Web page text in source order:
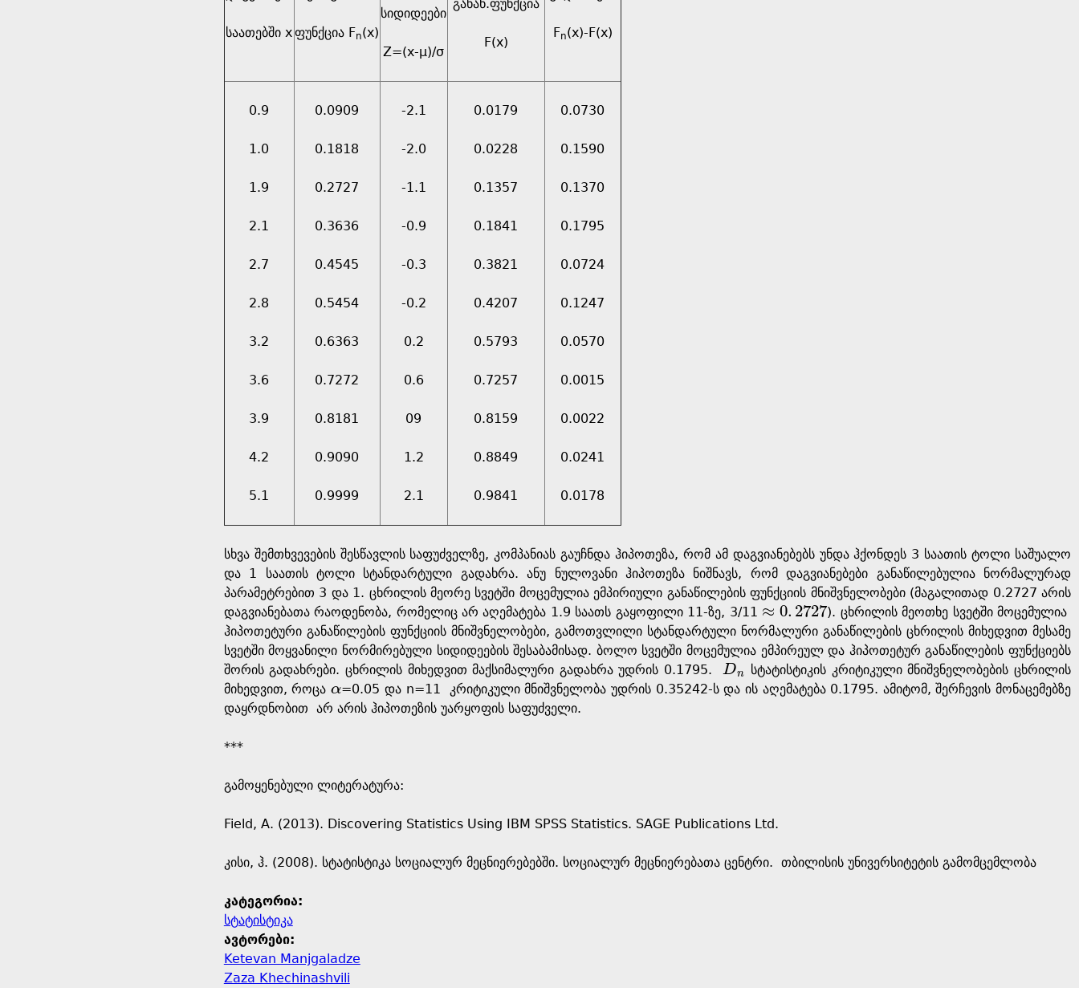
საათებში xფუნქცია Fn(x)
სიდიდეები
Z=(x-µ)/σ
განაწ.ფუნქცია
F(x)
Fn(x)-F(x)
0.9
1.0
1.9
2.1
2.7
2.8
3.2
3.6
3.9
4.2
5.1
0.0909
0.1818
0.2727
0.3636
0.4545
0.5454
0.6363
0.7272
0.8181
0.9090
0.9999
-2.1
-2.0
-1.1
-0.9
-0.3
-0.2
0.2
0.6
09
1.2
2.1
0.0179
0.0228
0.1357
0.1841
0.3821
0.4207
0.5793
0.7257
0.8159
0.8849
0.9841
0.0730
0.1590
0.1370
0.1795
0.0724
0.1247
0.0570
0.0015
0.0022
0.0241
0.0178
სხვა შემთხვევების შესწავლის საფუძველზე, კომპანიას გაუჩნდა ჰიპოთეზა, რომ ამ დაგვიანებებს უნდა ჰქონდეს 3 საათის ტოლი საშუალო
და 1 საათის ტოლი სტანდარტული გადახრა. ანუ ნულოვანი ჰიპოთეზა ნიშნავს, რომ დაგვიანებები განაწილებულია ნორმალურად
პარამეტრებით 3 და 1. ცხრილის მეორე სვეტში მოცემულია ემპირიული განაწილების ფუნქციის მნიშვნელობები (მაგალითად 0.2727 არის
დაგვიანებათა რაოდენობა, რომელიც არ აღემატება 1.9 საათს გაყოფილი 11-ზე, 3/11 ≈ 0. 2727
≈0.2727
). ცხრილის მეოთხე სვეტში მოცემულია
ჰიპოთეტური განაწილების ფუნქციის მნიშვნელობები, გამოთვლილი სტანდარტული ნორმალური განაწილების ცხრილის მიხედვით მესამე
სვეტში მოყვანილი ნორმირებული სიდიდეების შესაბამისად. ბოლო სვეტში მოცემულია ემპირეულ და ჰიპოთეტურ განაწილების ფუნქციებს
შორის გადახრები. ცხრილის მიხედვით მაქსიმალური გადახრა უდრის 0.1795.Dn
Dn
სტატისტიკის კრიტიკული მნიშვნელობების ცხრილის
მიხედვით, როცაα
α=0.05 და n=11 კრიტიკული მნიშვნელობა უდრის 0.35242-ს და ის აღემატება 0.1795. ამიტომ, შერჩევის მონაცემებზე
დაყრდნობით არ არის ჰიპოთეზის უარყოფის საფუძველი.
***
გამოყენებული ლიტერატურა:
Field, A. (2013). Discovering Statistics Using IBM SPSS Statistics. SAGE Publications Ltd.
კისი, ჰ. (2008). სტატისტიკა სოციალურ მეცნიერებებში. სოციალურ მეცნიერებათა ცენტრი. თბილისის უნივერსიტეტის გამომცემლობა
კატეგორია:
სტატისტიკა
ავტორები:
Ketevan Manjgaladze
Zaza Khechinashvili